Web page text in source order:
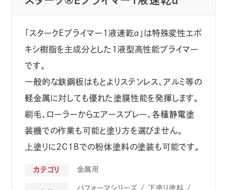
「スタークEプライマー1液速乾α」は特殊変性エポ
キシ樹脂を主成分とした1液型高性能プライマー
です。
一般的な鉄鋼板はもとよりステンレス、アルミ等の
軽金属に対しても優れた塗膜性能を発揮します。
刷毛、ローラーからエアースプレー、各種静電塗
装機での作業も可能と塗り方を選びません。
上塗りに2C1Bでの粉体塗料の塗装も可能です。
カテゴリ 金属用
パフォーマシリーズ
下塗り塗料